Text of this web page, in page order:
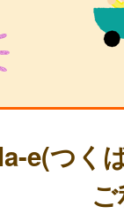
e(つく